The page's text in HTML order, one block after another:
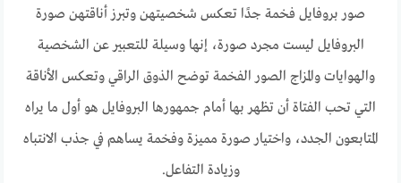
صور بروفايل فخمة جدًا تعكس شخصيتهن وتبرز أناقتهن صورة
البروفايل ليست مجرد صورة، إنها وسيلة للتعبير عن الشخصية
والهوايات والمزاج الصور الفخمة توضح الذوق الراقي وتعكس الأناقة
التي تحب الفتاة أن تظهر بها أمام جمهورها البروفايل هو أول ما يراه
المتابعون الجدد، واختيار صورة مميزة وفخمة يساهم في جذب الانتباه
وزيادة التفاعل.